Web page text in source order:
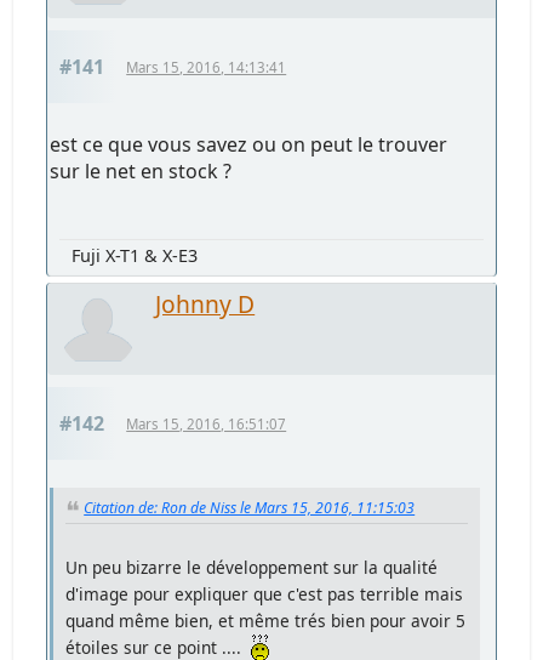
#141 Mars 15, 2016, 14:13:41
est ce que vous savez ou on peut le trouver
sur le net en stock ?
Fuji X-T1 & X-E3
Johnny D
#142 Mars 15, 2016, 16:51:07
Citation de: Ron de Niss le Mars 15, 2016, 11:15:03
Un peu bizarre le développement sur la qualité
d'image pour expliquer que c'est pas terrible mais
quand même bien, et même trés bien pour avoir 5
étoiles sur ce point ....